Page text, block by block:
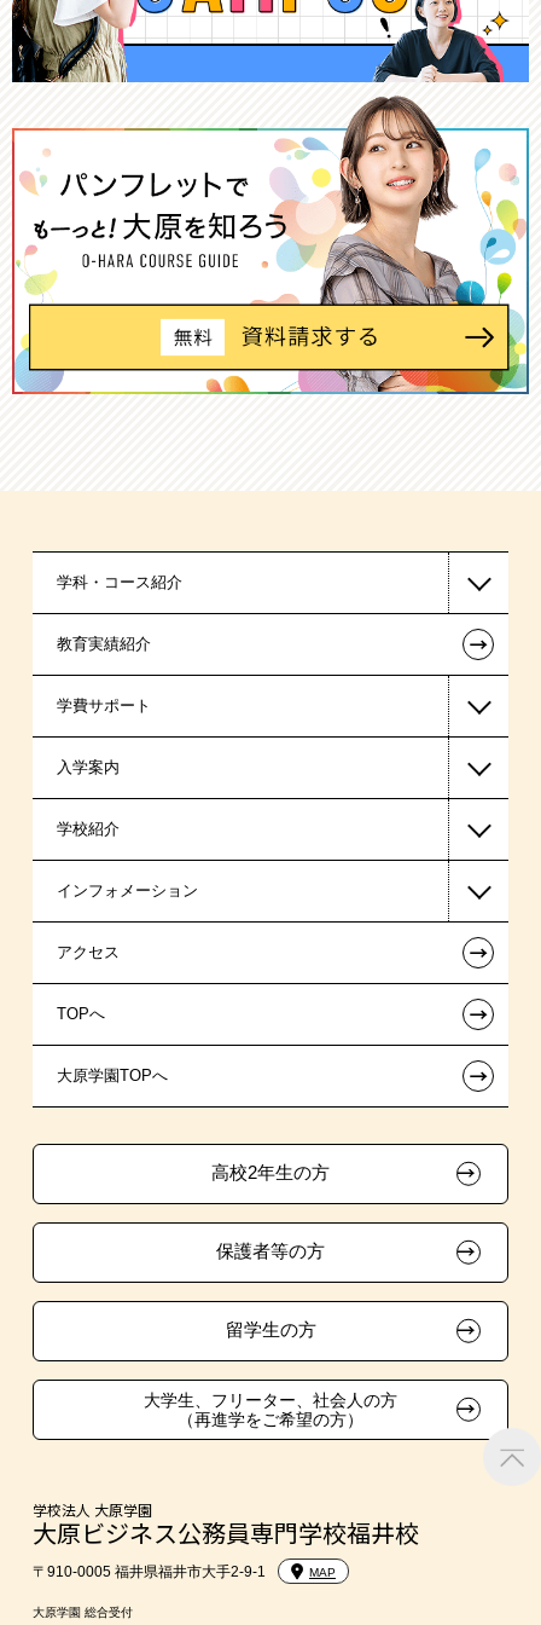
学科・コース紹介
国家公務員・地方公務員系
警察官・消防官系
公認会計士・税理士系
ビジネス系
東京経営大学 学士取得コース
教育実績紹介 ←
学費サポート
高等教育の修学支援新制度
日本学生支援機構の奨学金
日本政策金融公庫（国の教育ローン）
提携教育ローン
専門実践教育訓練給付金制度
試験による特待生制度
クラブ特待生制度
入学案内
一般入学
AO入学制度
特別推薦入学
推薦入学
ボランティア・クラブ・
生徒会活動推薦入学
入学前のお勧め学習システム
東京経営大学への3年次編入学
大学・短大・公務員併願制度
親族紹介制度
学校紹介
在校生からあなたへ
夢を叶えた先輩たち
施設・研修所
学生寮・マンションのご案内
大原学園グループ案内
インフォメーション
お知らせ・新着情報
在校生へのお知らせ
各種証明書の発行ご希望の方
採用ご担当の方
アクセス ←
TOPへ ←
大原学園TOPへ ←
高校2年生の方
保護者等の方
留学生の方
大学生、フリーター、社会人の方
（再進学をご希望の方）
学校法人 大原学園
大原ビジネス公務員専門学校福井校
〒910-0005 福井県福井市大手2-9-1 MAP
大原学園 総合受付